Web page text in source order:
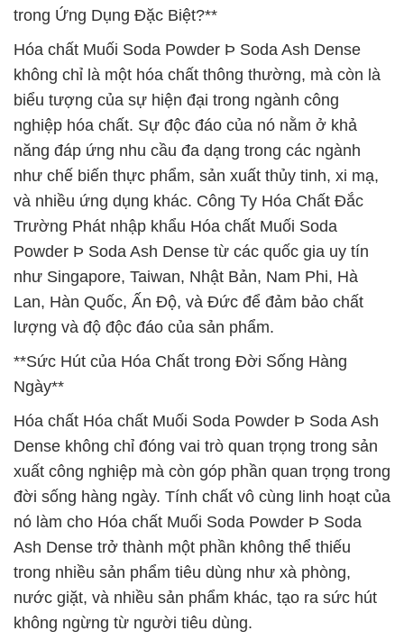
trong Ứng Dụng Đặc Biệt?**
Hóa chất Muối Soda Powder Þ Soda Ash Dense
không chỉ là một hóa chất thông thường, mà còn là
biểu tượng của sự hiện đại trong ngành công
nghiệp hóa chất. Sự độc đáo của nó nằm ở khả
năng đáp ứng nhu cầu đa dạng trong các ngành
như chế biến thực phẩm, sản xuất thủy tinh, xi mạ,
và nhiều ứng dụng khác. Công Ty Hóa Chất Đắc
Trường Phát nhập khẩu Hóa chất Muối Soda
Powder Þ Soda Ash Dense từ các quốc gia uy tín
như Singapore, Taiwan, Nhật Bản, Nam Phi, Hà
Lan, Hàn Quốc, Ấn Độ, và Đức để đảm bảo chất
lượng và độ độc đáo của sản phẩm.
**Sức Hút của Hóa Chất trong Đời Sống Hàng
Ngày**
Hóa chất Hóa chất Muối Soda Powder Þ Soda Ash
Dense không chỉ đóng vai trò quan trọng trong sản
xuất công nghiệp mà còn góp phần quan trọng trong
đời sống hàng ngày. Tính chất vô cùng linh hoạt của
nó làm cho Hóa chất Muối Soda Powder Þ Soda
Ash Dense trở thành một phần không thể thiếu
trong nhiều sản phẩm tiêu dùng như xà phòng,
nước giặt, và nhiều sản phẩm khác, tạo ra sức hút
không ngừng từ người tiêu dùng.